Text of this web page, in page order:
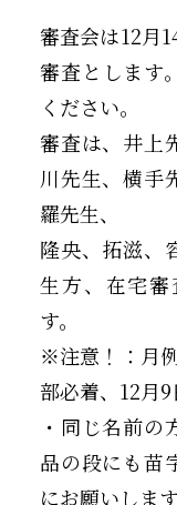
審査会は12月
審査とします
ください。
審査は、井上
川先生、横手
羅先生、
隆央、拓滋、
生方、在宅
す。
※注意！：月
部必着、12月
・同じ名前
品の段にも苗
にお願いします